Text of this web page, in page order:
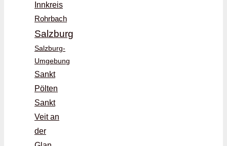
Innkreis
Rohrbach
Salzburg
Salzburg-
Umgebung
Sankt
Pölten
Sankt
Veit an
der